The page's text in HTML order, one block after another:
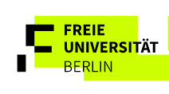
direkt
Inhalt
Service-
Navigation